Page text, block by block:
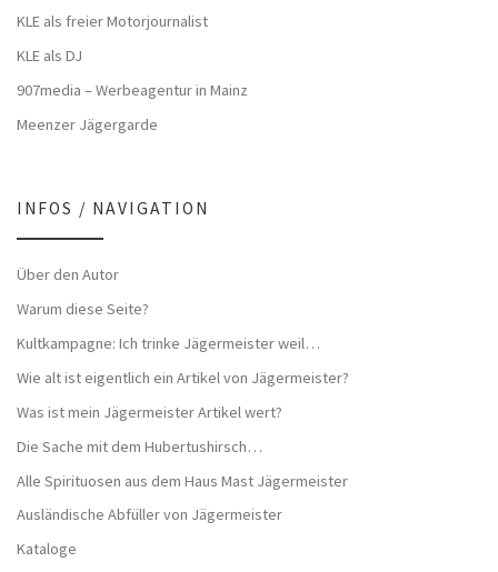
KLE als freier Motorjournalist
KLE als DJ
907media – Werbeagentur in Mainz
Meenzer Jägergarde
INFOS / NAVIGATION
Über den Autor
Warum diese Seite?
Kultkampagne: Ich trinke Jägermeister weil…
Wie alt ist eigentlich ein Artikel von Jägermeister?
Was ist mein Jägermeister Artikel wert?
Die Sache mit dem Hubertushirsch…
Alle Spirituosen aus dem Haus Mast Jägermeister
Ausländische Abfüller von Jägermeister
Kataloge